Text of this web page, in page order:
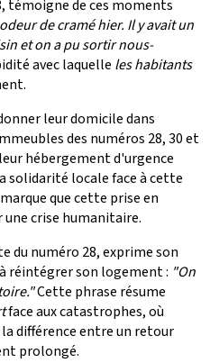
témoigne de ces moments
de cramé hier. Il y avait un
et on a pu sortir nous-
avec laquelle les habitants
leur domicile dans
des numéros 28, 30 et
hébergement d'urgence
solidarité locale face à cette
que cette prise en
crise humanitaire.
du numéro 28, exprime son
réintégrer son logement : "On
Cette phrase résume
face aux catastrophes, où
différence entre un retour
prolongé.